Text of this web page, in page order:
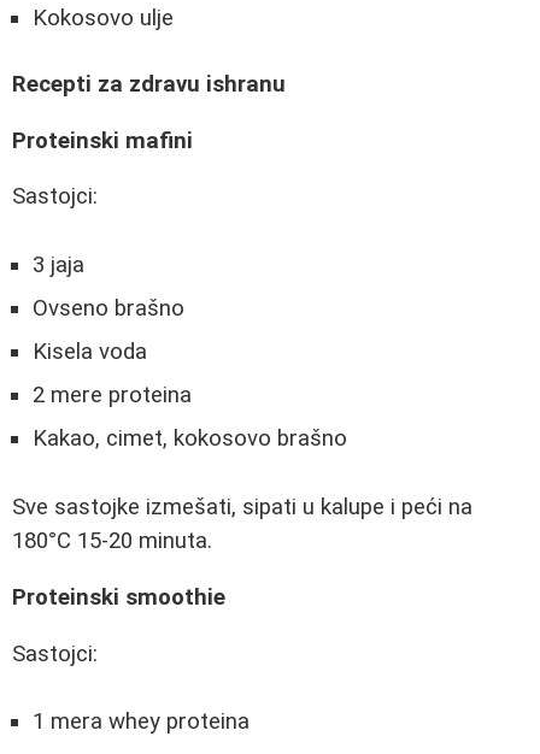
Kokosovo ulje
Recepti za zdravu ishranu
Proteinski mafini
Sastojci:
3 jaja
Ovseno brašno
Kisela voda
2 mere proteina
Kakao, cimet, kokosovo brašno
Sve sastojke izmešati, sipati u kalupe i peći na
180°C 15-20 minuta.
Proteinski smoothie
Sastojci:
1 mera whey proteina